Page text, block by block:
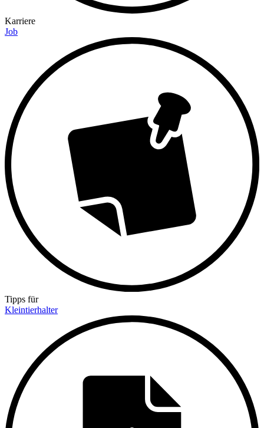
Karriere
Job
Tipps für
Kleintierhalter